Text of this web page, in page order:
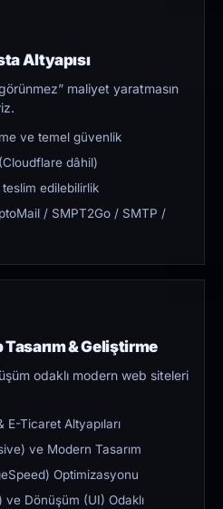
Altyapısı
maliyet yaratmasın
ve temel güvenlik
dâhil)
edilebilirlik
/ SMPT2Go / SMTP /
& Geliştirme
odaklı modern web siteleri
E-Ticaret Altyapıları
ve Modern Tasarım
Optimizasyonu
ve Dönüşüm (UI) Odaklı